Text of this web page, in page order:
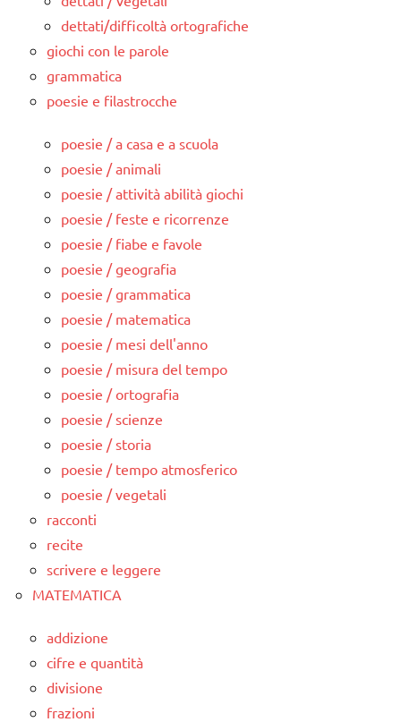
dettati/difficoltà ortografiche
giochi con le parole
grammatica
poesie e filastrocche
poesie / a casa e a scuola
poesie / animali
poesie / attività abilità giochi
poesie / feste e ricorrenze
poesie / fiabe e favole
poesie / geografia
poesie / grammatica
poesie / matematica
poesie / mesi dell'anno
poesie / misura del tempo
poesie / ortografia
poesie / scienze
poesie / storia
poesie / tempo atmosferico
poesie / vegetali
racconti
recite
scrivere e leggere
MATEMATICA
addizione
cifre e quantità
divisione
frazioni